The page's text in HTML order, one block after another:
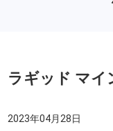
ラギッド マイ
2023年04月28日